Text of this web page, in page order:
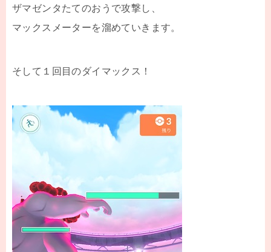
ザマゼンタたてのおうで攻撃し、
マックスメーターを溜めていきます。
そして１回目のダイマックス！